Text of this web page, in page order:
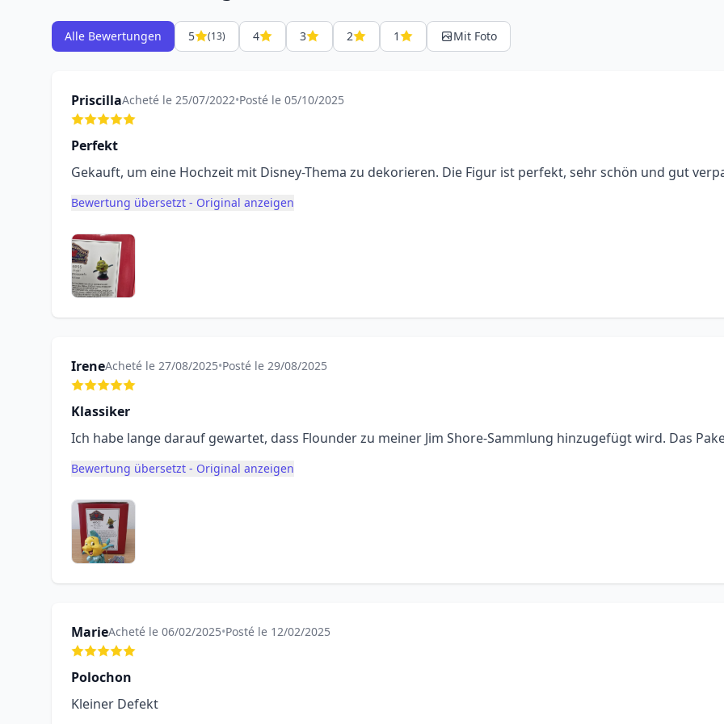
Alle Bewertungen 5 (13) 4 3 2 1 Mit Foto
PriscillaAcheté le 25/07/2022•Posté le 05/10/2025
Perfekt
Gekauft, um eine Hochzeit mit Disney-Thema zu dekorieren. Die Figur ist perfekt, sehr schön und gut
Bewertung übersetzt - Original anzeigen
IreneAcheté le 27/08/2025•Posté le 29/08/2025
Klassiker
Ich habe lange darauf gewartet, dass Flounder zu meiner Jim Shore-Sammlung hinzugefügt wird. Das
Bewertung übersetzt - Original anzeigen
MarieAcheté le 06/02/2025•Posté le 12/02/2025
Polochon
Kleiner Defekt